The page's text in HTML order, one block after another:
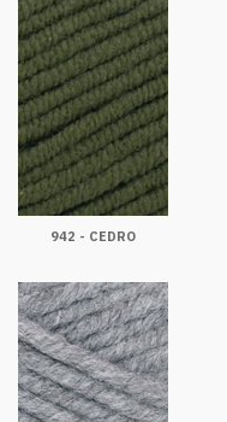
942 - CEDRO